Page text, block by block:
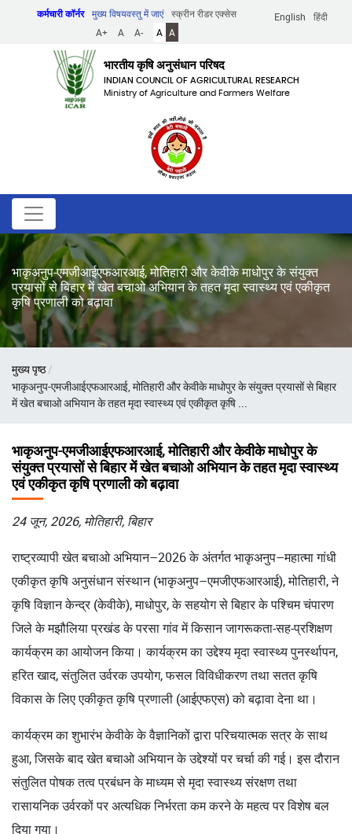
English हिंदी
कर्मचारी कॉर्नर मुख्य विषयवस्तु में जाएं
स्क्रीन रीडर एक्सेस
A+
A A- A A
भारतीय कृषि अनुसंधान परिषद
INDIAN COUNCIL OF AGRICULTURAL RESEARCH
Ministry of Agriculture and Farmers Welfare
भाकृअनुप-एमजीआईएफआरआई, मोतिहारी और केवीके माधोपुर के संयुक्त
प्रयासों से बिहार में खेत बचाओ अभियान के तहत मृदा स्वास्थ्य एवं एकीकृत
कृषि प्रणाली को बढ़ावा
पग
चिन्ह
मुख्य पृष्ठ
भाकृअनुप-एमजीआईएफआरआई, मोतिहारी और केवीके माधोपुर के संयुक्त प्रयासों से बिहार
में खेत बचाओ अभियान के तहत मृदा स्वास्थ्य एवं एकीकृत कृषि ...
भाकृअनुप-एमजीआईएफआरआई, मोतिहारी और केवीके माधोपुर के
संयुक्त प्रयासों से बिहार में खेत बचाओ अभियान के तहत मृदा स्वास्थ्य
एवं एकीकृत कृषि प्रणाली को बढ़ावा
24 जून, 2026, मोतिहारी, बिहार
राष्ट्रव्यापी खेत बचाओ अभियान–2026 के अंतर्गत भाकृअनुप–महात्मा गांधी
एकीकृत कृषि अनुसंधान संस्थान (भाकृअनुप–एमजीएफआरआई), मोतिहारी, ने
कृषि विज्ञान केन्द्र (केवीके), माधोपुर, के सहयोग से बिहार के पश्चिम चंपारण
जिले के मझौलिया प्रखंड के परसा गांव में किसान जागरूकता-सह-प्रशिक्षण
कार्यक्रम का आयोजन किया। कार्यक्रम का उद्देश्य मृदा स्वास्थ्य पुनर्स्थापन,
हरित खाद, संतुलित उर्वरक उपयोग, फसल विविधीकरण तथा सतत कृषि
विकास के लिए एकीकृत कृषि प्रणाली (आईएफएस) को बढ़ावा देना था।
कार्यक्रम का शुभारंभ केवीके के वैज्ञानिकों द्वारा परिचयात्मक सत्र के साथ
हुआ, जिसके बाद खेत बचाओ अभियान के उद्देश्यों पर चर्चा की गई। इस दौरान
संतुलित पोषक तत्व प्रबंधन के माध्यम से मृदा स्वास्थ्य संरक्षण तथा
रासायनिक उर्वरकों पर अत्यधिक निर्भरता कम करने के महत्व पर विशेष बल
दिया गया।